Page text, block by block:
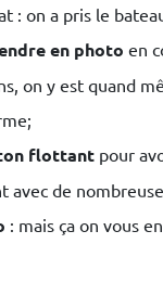
: on a pris le
en photo en
on y est quand
flottantpour
avec de
: mais ça on vous